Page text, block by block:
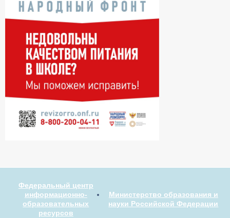
Федеральный центр
информационно-
образовательных
ресурсов
Министерство образования и
науки Российской Федерации